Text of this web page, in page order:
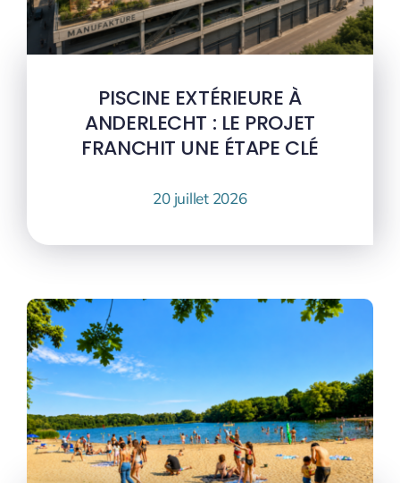
PISCINE EXTÉRIEURE À
ANDERLECHT : LE PROJET
FRANCHIT UNE ÉTAPE CLÉ
20 juillet 2026